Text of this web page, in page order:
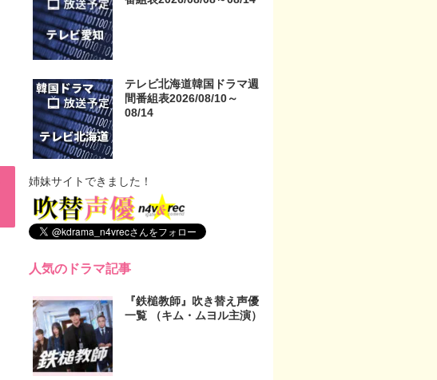
テレビ北海道韓国ドラマ週
間番組表2026/08/10～
08/14
姉妹サイトできました！
人気のドラマ記事
『鉄槌教師』吹き替え声優
一覧 （キム・ムヨル主演）